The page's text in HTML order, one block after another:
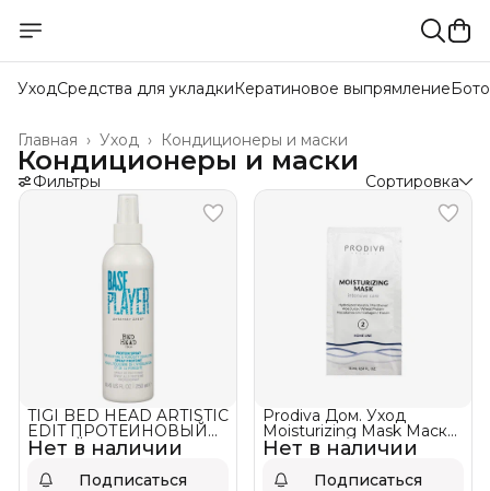
УходСредства для укладкиКератиновое выпрямление
Кондиционеры и маски
Уход ›
Главная ›
Кондиционеры и маски
Фильтры Сортировка
Нет в наличии
TIGI BED HEAD ARTISTIC
EDIT ПРОТЕИНОВЫЙ
СПРЕЙ BASE PLAYER
Подписаться
Нет в наличии
Prodiva Дом. Уход
Moisturizing Mask Маска
для интенсивного
увлажнения волос
Подписаться